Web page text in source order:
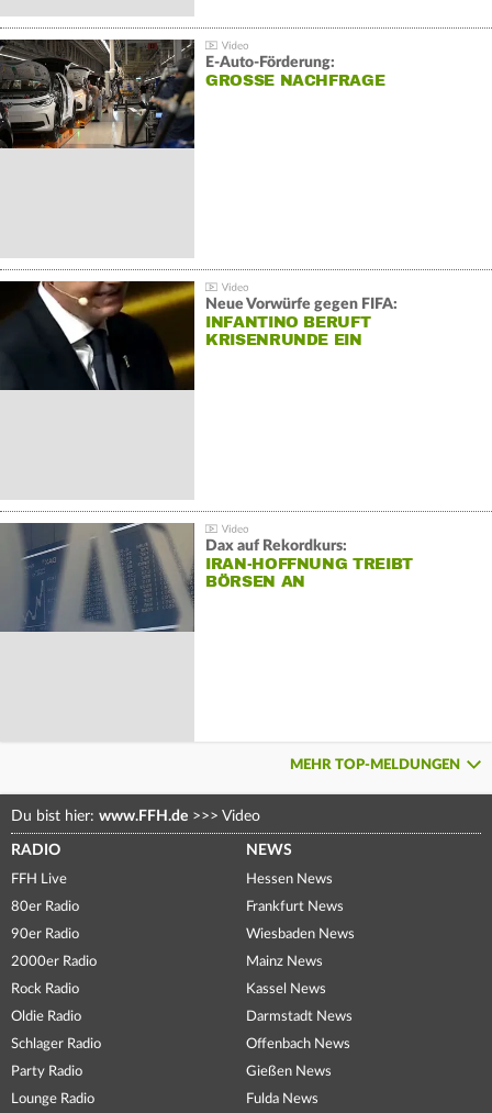
E-Auto-Förderung:
GROSSE NACHFRAGE
Neue Vorwürfe gegen FIFA:
INFANTINO BERUFT
KRISENRUNDE EIN
Dax auf Rekordkurs:
IRAN-HOFFNUNG TREIBT
BÖRSEN AN
MEHR TOP-MELDUNGEN
Du bist hier: www.FFH.de >>> Video
RADIO
FFH Live
80er Radio
90er Radio
2000er Radio
Rock Radio
Oldie Radio
Schlager Radio
Party Radio
Lounge Radio
NEWS
Hessen News
Frankfurt News
Wiesbaden News
Mainz News
Kassel News
Darmstadt News
Offenbach News
Gießen News
Fulda News